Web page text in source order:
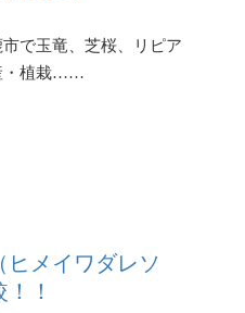
で玉竜、芝桜、リピア
・植栽……
メイワダレソ
！